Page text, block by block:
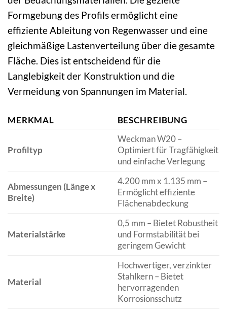
Formgebung des Profils ermöglicht eine
effiziente Ableitung von Regenwasser und eine
gleichmäßige Lastenverteilung über die gesamte
Fläche. Dies ist entscheidend für die
Langlebigkeit der Konstruktion und die
Vermeidung von Spannungen im Material.
MERKMAL BESCHREIBUNG
Profiltyp
Weckman W20 –
Optimiert für Tragfähigkeit
und einfache Verlegung
Abmessungen (Länge x
Breite)
4.200 mm x 1.135 mm –
Ermöglicht effiziente
Flächenabdeckung
Materialstärke
0,5 mm – Bietet Robustheit
und Formstabilität bei
geringem Gewicht
Material
Hochwertiger, verzinkter
Stahlkern – Bietet
hervorragenden
Korrosionsschutz